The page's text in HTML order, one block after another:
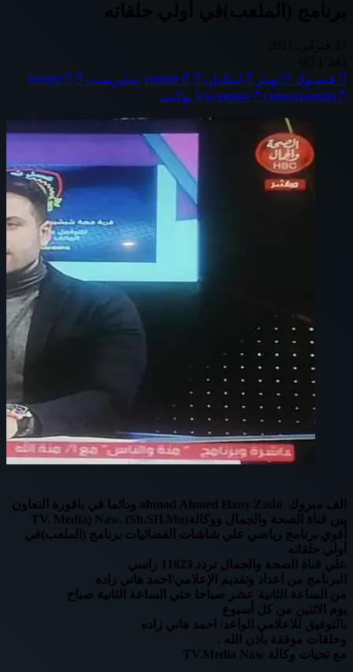
برنامج (الملعب)في أولي حلقاته
فيسبوك
تويتر لينكدإن بينتيريست
Odnoklassniki بوكيت
الف مبروك ahmad Ahmed Hany Zada ودائما في باقورة التعاون
بين قناة الصحة والجمال ووكالةTV. Media) Naw. (Sh.SH.Mo)
أقوي برنامج رياضي علي شاشات الفضائيات برنامج (الملعب)في
أولي حلقاته
علي قناة الصحة والجمال تردد 11823 راسي
البرنامج من اعداد وتقديم الإعلامي/احمد هاني زاده
من الساعة الثانية عشر صباحا حتي الساعة الثانية صباح
يوم الاثنين من كل أسبوع
بالتوفيق للاعلامي الواعد/ احمد هاني زاده
وحلقات موفقة باذن الله .
مع تحيات وكالة TV.Media Naw